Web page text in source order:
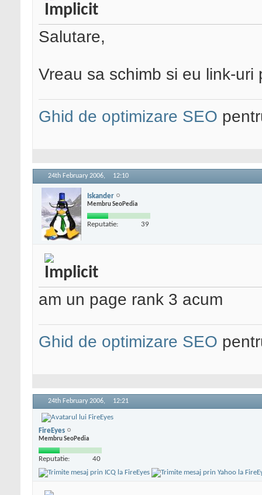
Salutare,
Vreau sa schimb si eu link-
Ghid de optimizare SEO
24th February 2006, 12:10
Iskander
Membru SeoPedia
Reputatie: 39
am un page rank 3 acum
Ghid de optimizare SEO
24th February 2006, 12:21
FireEyes
Membru SeoPedia
Reputatie: 40